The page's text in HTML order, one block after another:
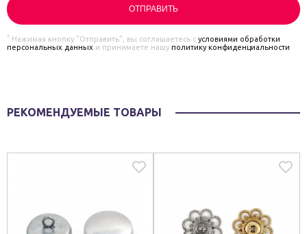
* Нажимая кнопку "Отправить", вы соглашаетесь с условиями обработки
персональных данных и принимаете нашу политику конфиденциальности
РЕКОМЕНДУЕМЫЕ ТОВАРЫ